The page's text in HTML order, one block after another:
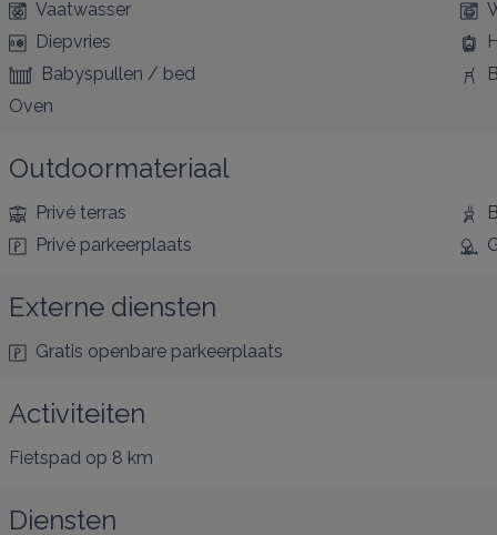
Vaatwasser
Diepvries
Babyspullen / bed
Oven
Outdoormateriaal
Privé terras
Privé parkeerplaats
Externe diensten
Gratis openbare parkeerplaats
Activiteiten
Fietspad op 8 km
Diensten